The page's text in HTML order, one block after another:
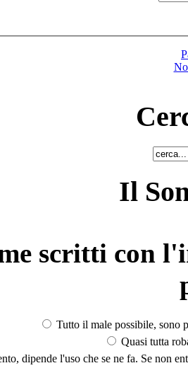
Il
scritti con
Tutto il male possibile, sono
Quasi tutta
dipende l'uso che se ne fa. Se non